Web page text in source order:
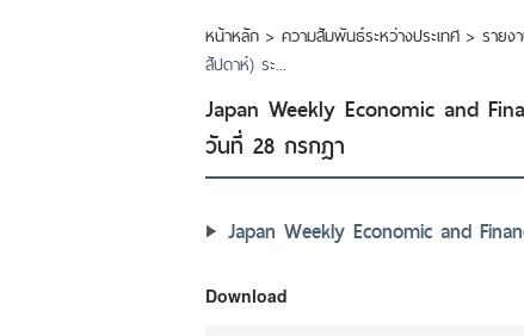
หน้าหลัก > ความสัมพันธ์ระหว่างประเทศ > รายง
สัปดาห์) ระ...
Japan Weekly Economic and
วันที่ 28 กรกฎา
Japan Weekly Economic and
Download